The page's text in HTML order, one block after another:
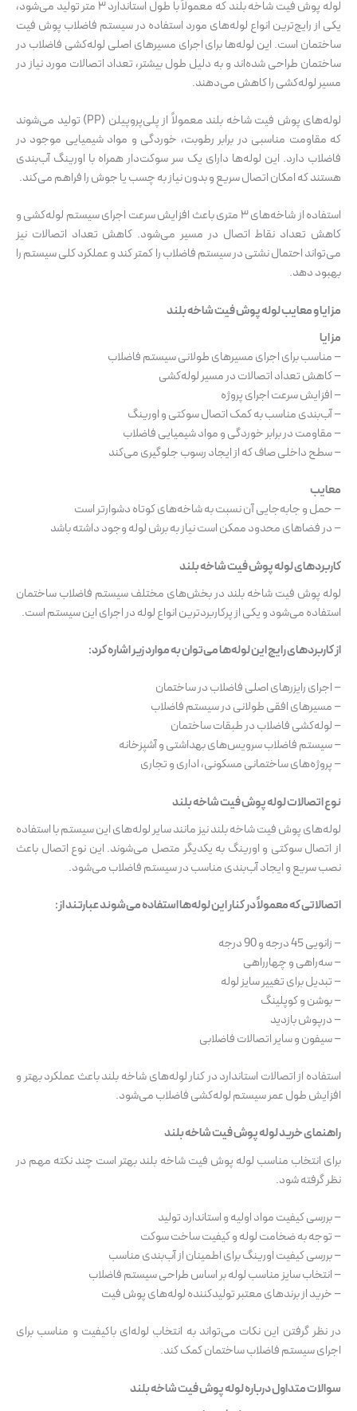
لوله پوش فیت شاخه بلند که معمولاً با طول استاندارد ۳ متر تولید می‌شود،
یکی از رایج‌ترین انواع لوله‌های مورد استفاده در سیستم فاضلاب پوش فیت
ساختمان است. این لوله‌ها برای اجرای مسیرهای اصلی لوله‌کشی فاضلاب در
ساختمان طراحی شده‌اند و به دلیل طول بیشتر، تعداد اتصالات مورد نیاز در
مسیر لوله‌کشی را کاهش می‌دهند.
لوله‌های پوش فیت شاخه بلند معمولاً از پلی‌پروپیلن (PP) تولید می‌شوند
که مقاومت مناسبی در برابر رطوبت، خوردگی و مواد شیمیایی موجود در
فاضلاب دارد. این لوله‌ها دارای یک سر سوکت‌دار همراه با اورینگ آب‌بندی
هستند که امکان اتصال سریع و بدون نیاز به چسب یا جوش را فراهم می‌کند.
استفاده از شاخه‌های ۳ متری باعث افزایش سرعت اجرای سیستم لوله‌کشی و
کاهش تعداد نقاط اتصال در مسیر می‌شود. کاهش تعداد اتصالات نیز
می‌تواند احتمال نشتی در سیستم فاضلاب را کمتر کند و عملکرد کلی سیستم را
بهبود دهد.
مزایا و معایب لوله پوش فیت شاخه بلند
مزایا
– مناسب برای اجرای مسیرهای طولانی سیستم فاضلاب
– کاهش تعداد اتصالات در مسیر لوله‌کشی
– افزایش سرعت اجرای پروژه
– آب‌بندی مناسب به کمک اتصال سوکتی و اورینگ
– مقاومت در برابر خوردگی و مواد شیمیایی فاضلاب
– سطح داخلی صاف که از ایجاد رسوب جلوگیری می‌کند
معایب
– حمل و جابه‌جایی آن نسبت به شاخه‌های کوتاه دشوارتر است
– در فضاهای محدود ممکن است نیاز به برش لوله وجود داشته باشد
کاربردهای لوله پوش فیت شاخه بلند
لوله پوش فیت شاخه بلند در بخش‌های مختلف سیستم فاضلاب ساختمان
استفاده می‌شود و یکی از پرکاربردترین انواع لوله در اجرای این سیستم است.
از کاربردهای رایج این لوله‌ها می‌توان به موارد زیر اشاره کرد:
– اجرای رایزرهای اصلی فاضلاب در ساختمان
– مسیرهای افقی طولانی در سیستم فاضلاب
– لوله‌کشی فاضلاب در طبقات ساختمان
– سیستم فاضلاب سرویس‌های بهداشتی و آشپزخانه
– پروژه‌های ساختمانی مسکونی، اداری و تجاری
نوع اتصالات لوله پوش فیت شاخه بلند
لوله‌های پوش فیت شاخه بلند نیز مانند سایر لوله‌های این سیستم با استفاده
از اتصال سوکتی و اورینگ به یکدیگر متصل می‌شوند. این نوع اتصال باعث
نصب سریع و ایجاد آب‌بندی مناسب در سیستم فاضلاب می‌شود.
اتصالاتی که معمولاً در کنار این لوله‌ها استفاده می‌شوند عبارتند از:
– زانویی 45 درجه و 90 درجه
– سه‌راهی و چهارراهی
– تبدیل برای تغییر سایز لوله
– بوشن و کوپلینگ
– درپوش بازدید
– سیفون و سایر اتصالات فاضلابی
استفاده از اتصالات استاندارد در کنار لوله‌های شاخه بلند باعث عملکرد بهتر و
افزایش طول عمر سیستم لوله‌کشی فاضلاب می‌شود.
راهنمای خرید لوله پوش فیت شاخه بلند
برای انتخاب مناسب لوله پوش فیت شاخه بلند بهتر است چند نکته مهم در
نظر گرفته شود.
– بررسی کیفیت مواد اولیه و استاندارد تولید
– توجه به ضخامت لوله و کیفیت ساخت سوکت
– بررسی کیفیت اورینگ برای اطمینان از آب‌بندی مناسب
– انتخاب سایز مناسب لوله بر اساس طراحی سیستم فاضلاب
– خرید از برندهای معتبر تولیدکننده لوله‌های پوش فیت
در نظر گرفتن این نکات می‌تواند به انتخاب لوله‌ای باکیفیت و مناسب برای
اجرای سیستم فاضلاب ساختمان کمک کند.
سوالات متداول درباره لوله پوش فیت شاخه بلند